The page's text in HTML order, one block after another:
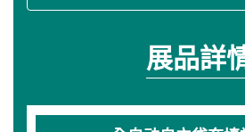
展品詳